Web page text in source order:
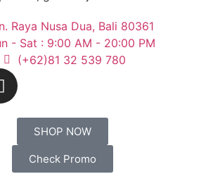
Raya Nusa Dua, Bali 80361
- Sat : 9:00 AM - 20:00 PM
(+62)81 32 539 780
SHOP NOW
Check Promo